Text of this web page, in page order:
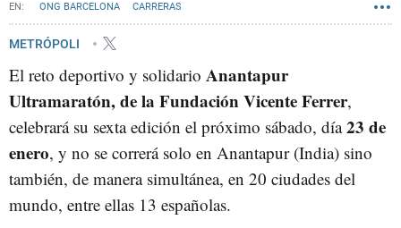
ONG BARCELONA CARRERAS
METRÓPOLI
El reto deportivo y solidario Anantapur
Ultramaratón, de la Fundación Vicente Ferrer,
celebrará su sexta edición el próximo sábado, día23 de
enero, y no se correrá solo en Anantapur (India) sino
también, de manera simultánea, en 20 ciudades del
mundo, entre ellas 13 españolas.